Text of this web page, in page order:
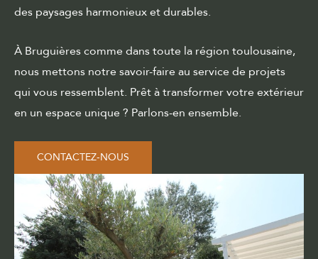
des paysages harmonieux et durables.
À Bruguières comme dans toute la région toulousaine,
nous mettons notre savoir-faire au service de projets
qui vous ressemblent. Prêt à transformer votre extérieur
en un espace unique ? Parlons-en ensemble.
CONTACTEZ-NOUS